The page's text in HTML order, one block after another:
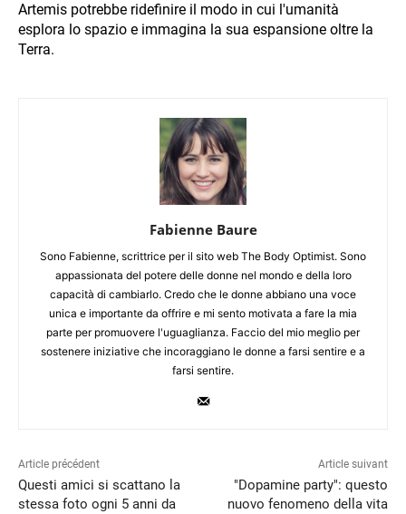
Artemis potrebbe ridefinire il modo in cui l'umanità
esplora lo spazio e immagina la sua espansione oltre la
Terra.
Fabienne Baure
Sono Fabienne, scrittrice per il sito web The Body Optimist. Sono
appassionata del potere delle donne nel mondo e della loro
capacità di cambiarlo. Credo che le donne abbiano una voce
unica e importante da offrire e mi sento motivata a fare la mia
parte per promuovere l'uguaglianza. Faccio del mio meglio per
sostenere iniziative che incoraggiano le donne a farsi sentire e a
farsi sentire.
Article précédent
Questi amici si scattano la
stessa foto ogni 5 anni da
Article suivant
"Dopamine party": questo
nuovo fenomeno della vita